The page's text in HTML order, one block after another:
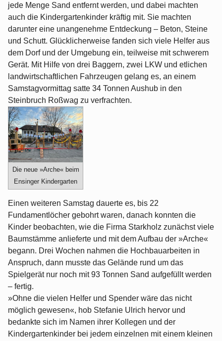
jede Menge Sand entfernt werden, und dabei machten
auch die Kindergartenkinder kräftig mit. Sie machten
darunter eine unangenehme Entdeckung – Beton, Steine
und Schutt. Glücklicherweise fanden sich viele Helfer aus
dem Dorf und der Umgebung ein, teilweise mit schwerem
Gerät. Mit Hilfe von drei Baggern, zwei LKW und etlichen
landwirtschaftlichen Fahrzeugen gelang es, an einem
Samstagvormittag satte 34 Tonnen Aushub in den
Steinbruch Roßwag zu verfrachten.
Die neue »Arche« beim
Ensinger Kindergarten
Einen weiteren Samstag dauerte es, bis 22
Fundamentlöcher gebohrt waren, danach konnten die
Kinder beobachten, wie die Firma Starkholz zunächst viele
Baumstämme anlieferte und mit dem Aufbau der »Arche«
begann. Drei Wochen nahmen die Hochbauarbeiten in
Anspruch, dann musste das Gelände rund um das
Spielgerät nur noch mit 93 Tonnen Sand aufgefüllt werden
– fertig.
»Ohne die vielen Helfer und Spender wäre das nicht
möglich gewesen«, hob Stefanie Ulrich hervor und
bedankte sich im Namen ihrer Kollegen und der
Kindergartenkinder bei jedem einzelnen mit einem kleinen